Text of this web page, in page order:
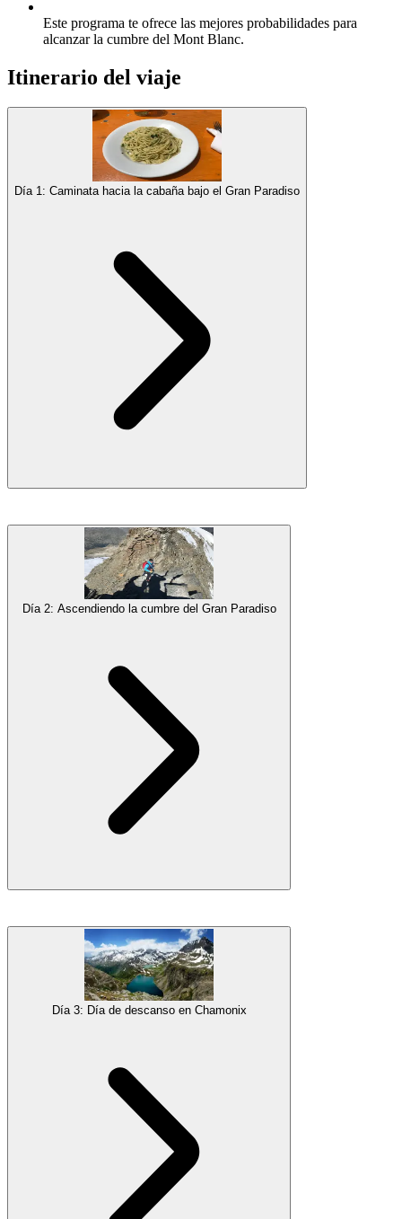
Este programa te ofrece las mejores probabilidades para
alcanzar la cumbre del Mont Blanc.
Itinerario del viaje
Día 1: Caminata hacia la cabaña bajo el Gran Paradiso
Después del desayuno de la mañana, nuestros guías
para asegurarse de que tienes todo lo que necesitas y que
dejas atrás todo el peso innecesario. No te preocupes si has olvidado
algo. Podrás alquilar el equipo básico de escalada invernal de
nosotros o comprar el resto en nuestra rápida excursión de compras
por Chamonix. Nuestros guías te aconsejarán sobre qué comprar.
Italia, con una parada para almorzar en el medio. Después de llegar
a Pont, comienza la excursión de entrenamiento de tres días hacia
Gran Paradiso. Manteniendo un ritmo constante,
(2,710 m). Después de un breve descanso allí,
tendremos un curso rápido sobre el uso de tu equipo invernal, cómo
moverte con él y los fundamentos del viaje por glaciares y la técnica
de cuerda corta. Si tenemos tiempo, también haremos una rápida
simulación de ascenso por la cresta sobre el refugio.
y discutiremos las últimas cosas sobre la cumbre del día
siguiente. Después de eso, intenta dormir bien. O al menos intenta,
ya que la primera noche a gran altura suele ser un poco dura.
Día 2: Ascendiendo la cumbre del Gran Paradiso
Las alarmas de la mañana nosdespertarán a las 4:00
no sea lo más cómodo despertar después de una noche inquieta,
pero esa es la hora en la que necesitas comenzar las caminatas en
altas montañas para tener un margen de seguridad cómodo.
Desayunaremos, nos pondremos nuestro equipo y nos
organizaremos para la subida que tenemos por delante.
horas con 1,350 metros de ascenso
una caminata regular. Después de eso, nos pondremos los
crampones, cambiaremos los bastones de senderismo por el piolet y
nos aseguraremos para el cruce del glaciar. Hay una parte expuesta
pero bastante fácil de escalar en la cresta al final. Si estás bien con
esa parte, no tendrás ningún problema con el vértigo o el trepar en la
Después de felicitarnos en la cima, comenzamos nuestro
Día 3: Día de descanso en Chamonix